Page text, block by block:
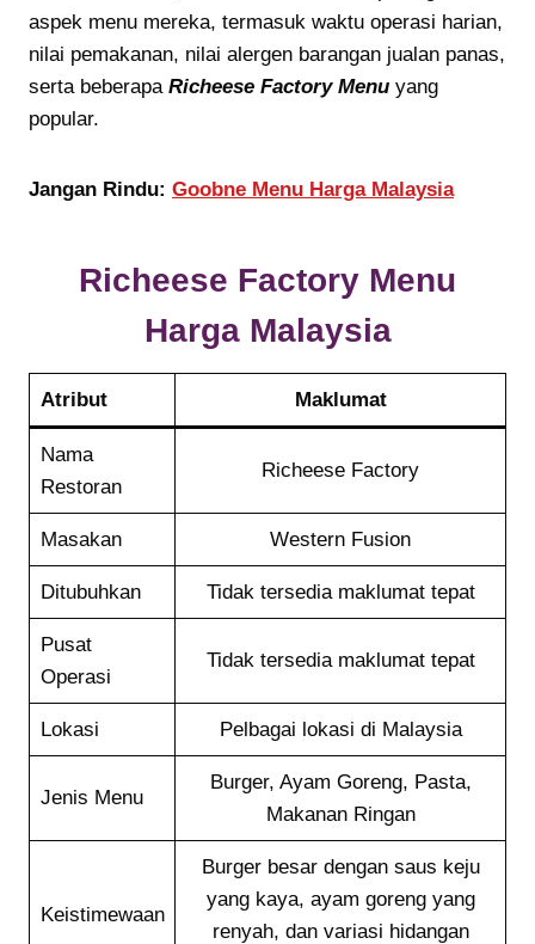
aspek menu mereka, termasuk waktu operasi harian,
nilai pemakanan, nilai alergen barangan jualan panas,
serta beberapa Richeese Factory Menu yang
popular.
Jangan Rindu: Goobne Menu Harga Malaysia
Richeese Factory Menu
Harga Malaysia
Atribut Maklumat
Nama
Restoran
Richeese Factory
Masakan Western Fusion
Ditubuhkan Tidak tersedia maklumat tepat
Pusat
Operasi
Tidak tersedia maklumat tepat
Lokasi Pelbagai lokasi di Malaysia
Jenis Menu
Burger, Ayam Goreng, Pasta,
Makanan Ringan
Keistimewaan
Burger besar dengan saus keju
yang kaya, ayam goreng yang
renyah, dan variasi hidangan